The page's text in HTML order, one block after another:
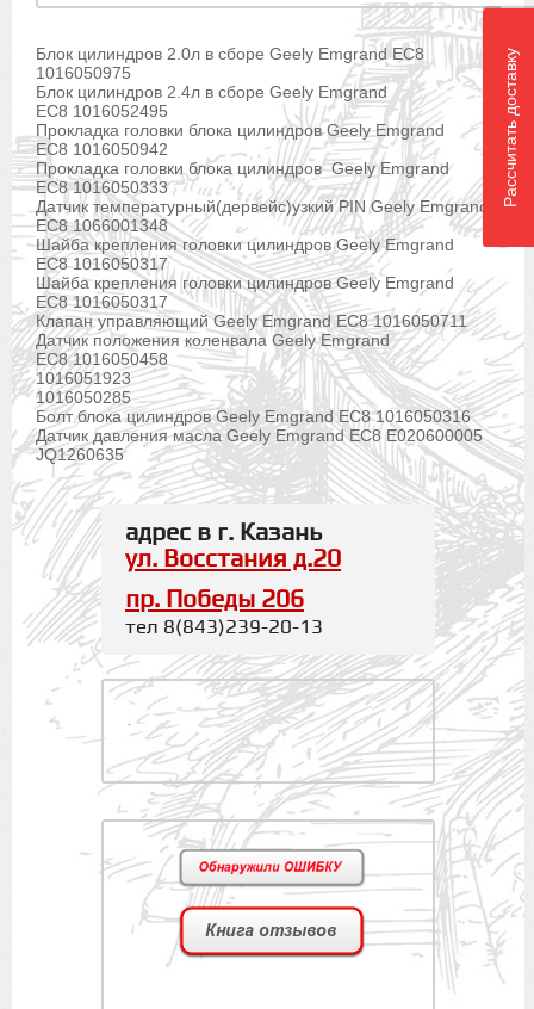
Блок цилиндров 2.0л в сборе Geely Emgrand EC8
1016050975
Блок цилиндров 2.4л в сборе Geely Emgrand
EC8 1016052495
Прокладка головки блока цилиндров Geely Emgrand
EC8 1016050942
Прокладка головки блока цилиндров Geely Emgrand
EC8 1016050333
Датчик температурный(дервейс)узкий PIN Geely Emgrand
EC8 1066001348
Шайба крепления головки цилиндров Geely Emgrand
EC8 1016050317
Шайба крепления головки цилиндров Geely Emgrand
EC8 1016050317
Клапан управляющий Geely Emgrand EC8 1016050711
Датчик положения коленвала Geely Emgrand
EC8 1016050458
1016051923
1016050285
Болт блока цилиндров Geely Emgrand EC8 1016050316
Датчик давления масла Geely Emgrand EC8 E020600005
JQ1260635
адрес в г. Казань
ул. Восстания д.20
пр. Победы 206
тел 8(843)239-20-13
.
Рассчитать доставку